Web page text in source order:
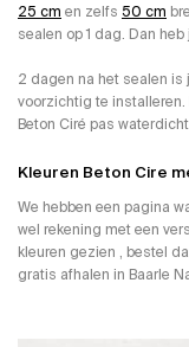
25 cm en zelfs 50 cm
sealen op 1 dag. Dan
2 dagen na het sealen is
voorzichtig te installeren.
Beton Ciré pas
Kleuren Beton Cire
We hebben een pagina
wel rekening met een
kleuren gezien , bestel
gratis afhalen in Baarle